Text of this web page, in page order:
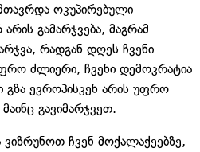
ოკუპირებული
გამარჯვება, მაგრამ
რადგან დღეს ჩვენი
ძლიერი, ჩვენი დემოკრატია
ევროპისკენ არის უფრო
გავიმარჯვეთ.
ჩვენ მოქალაქეებზე,